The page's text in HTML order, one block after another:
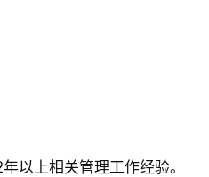
以上相关管理工作经验。